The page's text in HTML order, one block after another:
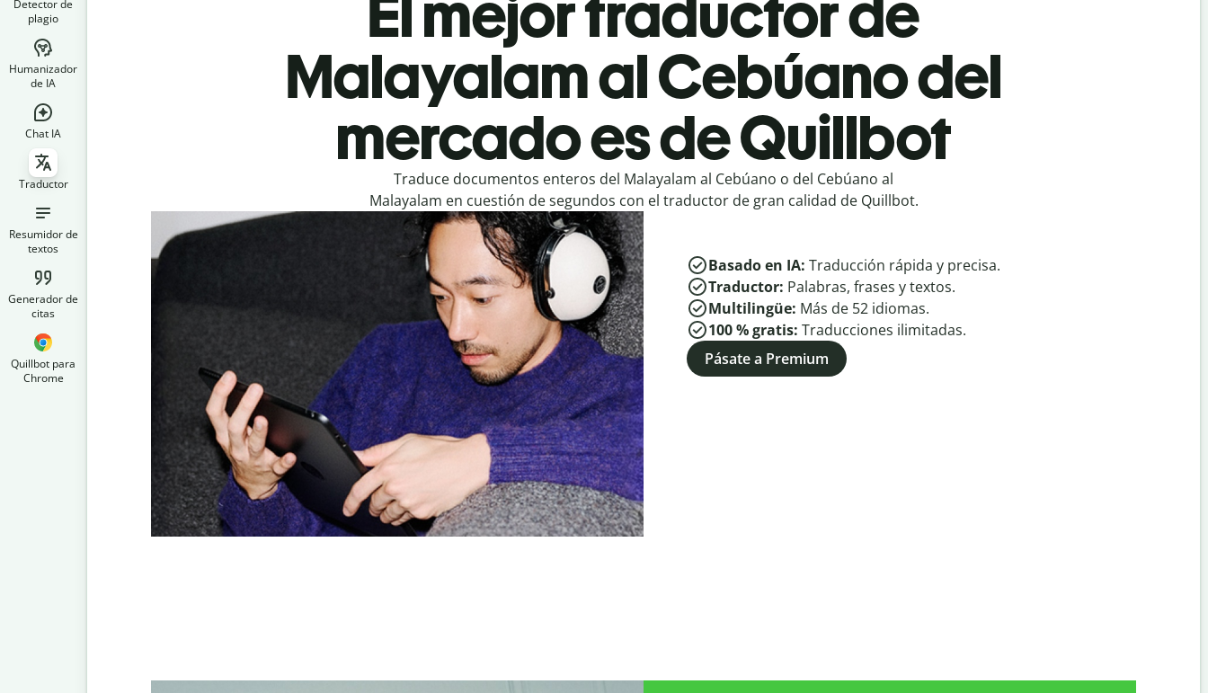
Detector de
plagio
Humanizador
de IA
Chat IA
Traductor
Resumidor de
textos
Generador de
citas
Quillbot para
Chrome
El mejor traductor de
Malayalam al Cebúano del
mercado es de Quillbot
Traduce documentos enteros del Malayalam al Cebúano o del Cebúano al
Malayalam en cuestión de segundos con el traductor de gran calidad de Quillbot.
Basado en IA: Traducción rápida y precisa.
Traductor: Palabras, frases y textos.
Multilingüe: Más de 52 idiomas.
100 % gratis: Traducciones ilimitadas.
Pásate a Premium